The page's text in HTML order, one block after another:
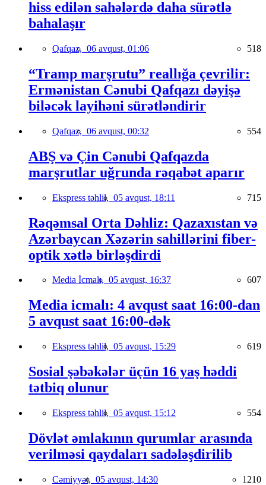
hiss edilən sahələrdə daha sürətlə
bahalaşır
Qafqaz, 06 avqust, 01:06 518
“Tramp marşrutu” reallığa çevrilir:
Ermənistan Cənubi Qafqazı dəyişə
biləcək layihəni sürətləndirir
Qafqaz, 06 avqust, 00:32 554
ABŞ və Çin Cənubi Qafqazda
marşrutlar uğrunda rəqabət aparır
Ekspress təhlil, 05 avqust, 18:11 715
Rəqəmsal Orta Dəhliz: Qazaxıstan və
Azərbaycan Xəzərin sahillərini fiber-
optik xətlə birləşdirdi
Media İcmalı, 05 avqust, 16:37 607
Media icmalı: 4 avqust saat 16:00-dan
5 avqust saat 16:00-dək
Ekspress təhlil, 05 avqust, 15:29 619
Sosial şəbəkələr üçün 16 yaş həddi
tətbiq olunur
Ekspress təhlil, 05 avqust, 15:12 554
Dövlət əmlakının qurumlar arasında
verilməsi qaydaları sadələşdirilib
Cəmiyyət, 05 avqust, 14:30 1210